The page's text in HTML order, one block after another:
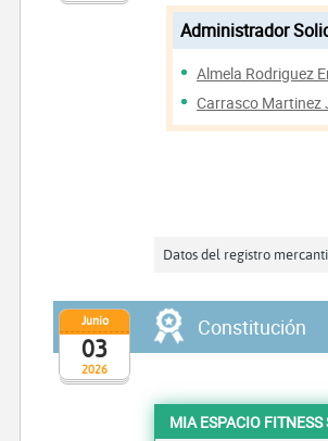
Administrador
Almela Rodriguez
Carrasco Martinez
Datos del registro
2026
Junio
03
Constitución
MIA ESPACIO FITNESS